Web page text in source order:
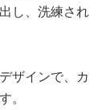
し、洗練され
ザインで、カ
。